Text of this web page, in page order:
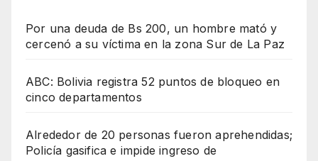
Por una deuda de Bs 200, un hombre mató y
cercenó a su víctima en la zona Sur de La Paz
ABC: Bolivia registra 52 puntos de bloqueo en
cinco departamentos
Alrededor de 20 personas fueron aprehendidas;
Policía gasifica e impide ingreso de